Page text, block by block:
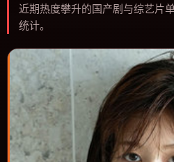
近期热度攀升的国产剧与综艺片
统计。